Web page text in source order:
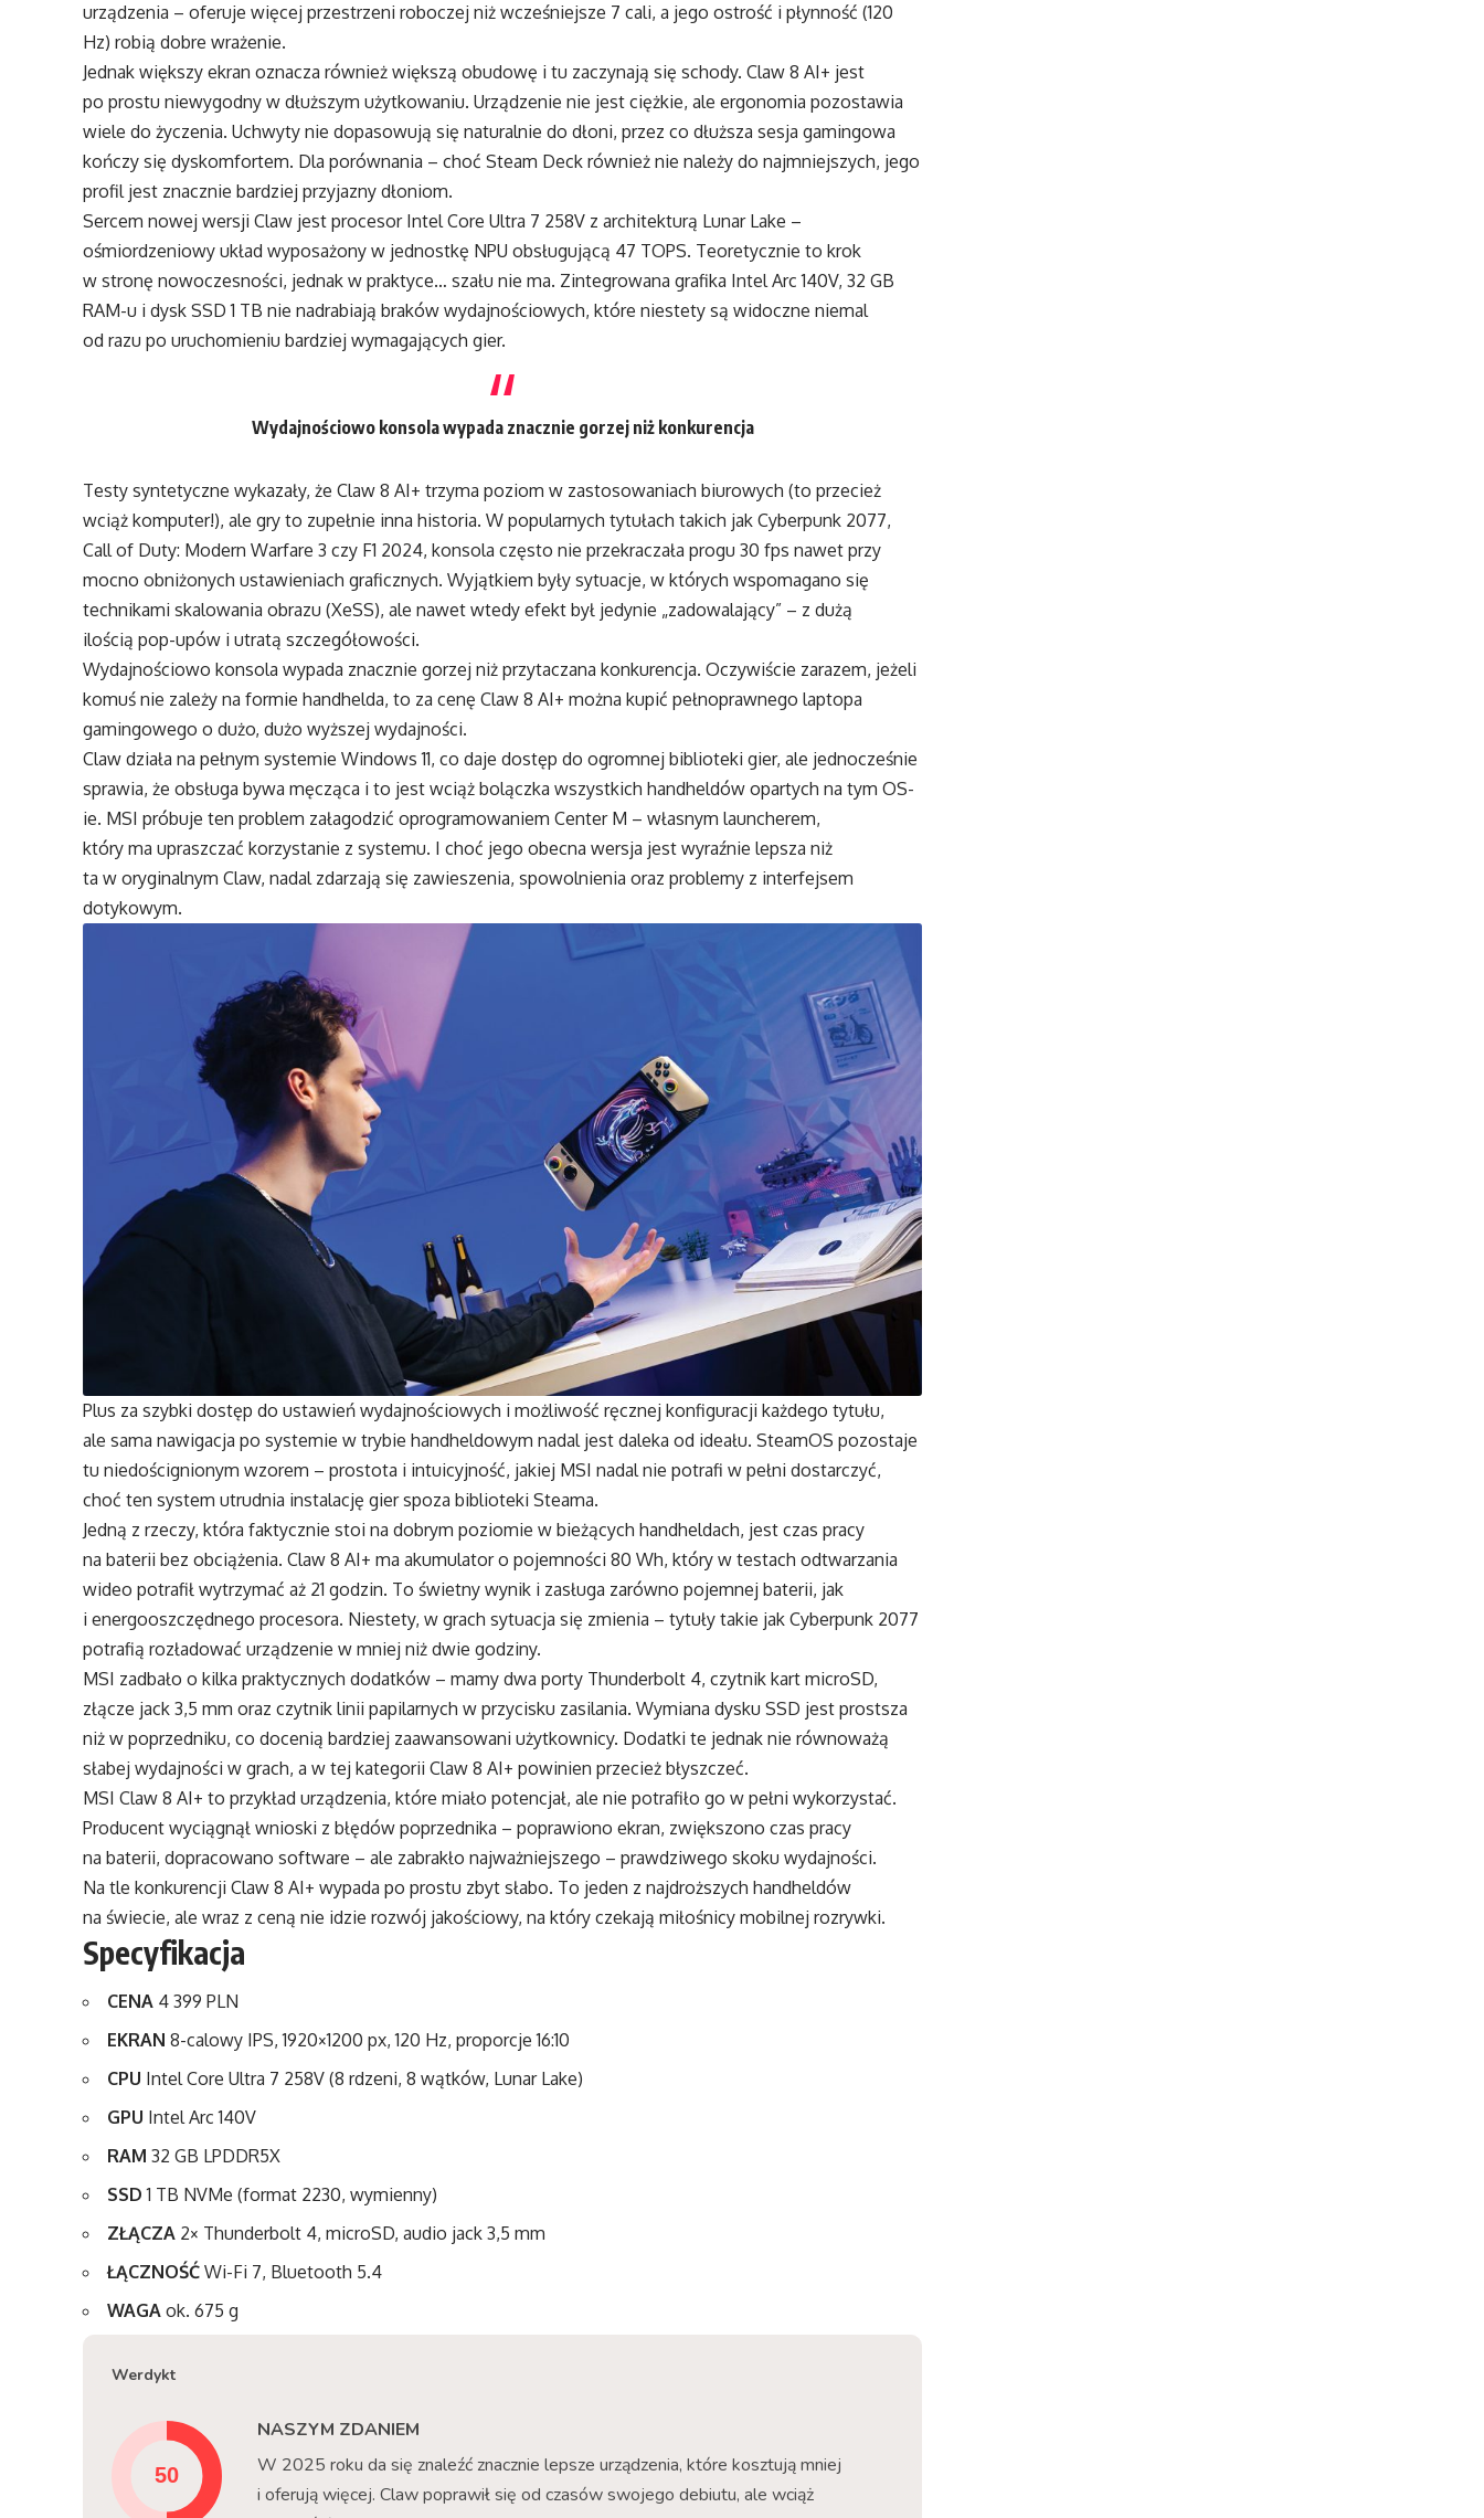
urządzenia – oferuje więcej przestrzeni roboczej niż wcześniejsze 7 cali, a jego ostrość i płynność (120
Hz) robią dobre wrażenie.
Jednak większy ekran oznacza również większą obudowę i tu zaczynają się schody. Claw 8 AI+ jest
po prostu niewygodny w dłuższym użytkowaniu. Urządzenie nie jest ciężkie, ale ergonomia pozostawia
wiele do życzenia. Uchwyty nie dopasowują się naturalnie do dłoni, przez co dłuższa sesja gamingowa
kończy się dyskomfortem. Dla porównania – choć Steam Deck również nie należy do najmniejszych, jego
profil jest znacznie bardziej przyjazny dłoniom.
Sercem nowej wersji Claw jest procesor Intel Core Ultra 7 258V z architekturą Lunar Lake –
ośmiordzeniowy układ wyposażony w jednostkę NPU obsługującą 47 TOPS. Teoretycznie to krok
w stronę nowoczesności, jednak w praktyce… szału nie ma. Zintegrowana grafika Intel Arc 140V, 32 GB
RAM-u i dysk SSD 1 TB nie nadrabiają braków wydajnościowych, które niestety są widoczne niemal
od razu po uruchomieniu bardziej wymagających gier.
Wydajnościowo konsola wypada znacznie gorzej niż konkurencja
Testy syntetyczne wykazały, że Claw 8 AI+ trzyma poziom w zastosowaniach biurowych (to przecież
wciąż komputer!), ale gry to zupełnie inna historia. W popularnych tytułach takich jak Cyberpunk 2077,
Call of Duty: Modern Warfare 3 czy F1 2024, konsola często nie przekraczała progu 30 fps nawet przy
mocno obniżonych ustawieniach graficznych. Wyjątkiem były sytuacje, w których wspomagano się
technikami skalowania obrazu (XeSS), ale nawet wtedy efekt był jedynie „zadowalający” – z dużą
ilością pop-upów i utratą szczegółowości.
Wydajnościowo konsola wypada znacznie gorzej niż przytaczana konkurencja. Oczywiście zarazem, jeżeli
komuś nie zależy na formie handhelda, to za cenę Claw 8 AI+ można kupić pełnoprawnego laptopa
gamingowego o dużo, dużo wyższej wydajności.
Claw działa na pełnym systemie Windows 11, co daje dostęp do ogromnej biblioteki gier, ale jednocześnie
sprawia, że obsługa bywa męcząca i to jest wciąż bolączka wszystkich handheldów opartych na tym OS-
ie. MSI próbuje ten problem załagodzić oprogramowaniem Center M – własnym launcherem,
który ma upraszczać korzystanie z systemu. I choć jego obecna wersja jest wyraźnie lepsza niż
ta w oryginalnym Claw, nadal zdarzają się zawieszenia, spowolnienia oraz problemy z interfejsem
dotykowym.
Plus za szybki dostęp do ustawień wydajnościowych i możliwość ręcznej konfiguracji każdego tytułu,
ale sama nawigacja po systemie w trybie handheldowym nadal jest daleka od ideału. SteamOS pozostaje
tu niedoścignionym wzorem – prostota i intuicyjność, jakiej MSI nadal nie potrafi w pełni dostarczyć,
choć ten system utrudnia instalację gier spoza biblioteki Steama.
Jedną z rzeczy, która faktycznie stoi na dobrym poziomie w bieżących handheldach, jest czas pracy
na baterii bez obciążenia. Claw 8 AI+ ma akumulator o pojemności 80 Wh, który w testach odtwarzania
wideo potrafił wytrzymać aż 21 godzin. To świetny wynik i zasługa zarówno pojemnej baterii, jak
i energooszczędnego procesora. Niestety, w grach sytuacja się zmienia – tytuły takie jak Cyberpunk 2077
potrafią rozładować urządzenie w mniej niż dwie godziny.
MSI zadbało o kilka praktycznych dodatków – mamy dwa porty Thunderbolt 4, czytnik kart microSD,
złącze jack 3,5 mm oraz czytnik linii papilarnych w przycisku zasilania. Wymiana dysku SSD jest prostsza
niż w poprzedniku, co docenią bardziej zaawansowani użytkownicy. Dodatki te jednak nie równoważą
słabej wydajności w grach, a w tej kategorii Claw 8 AI+ powinien przecież błyszczeć.
MSI Claw 8 AI+ to przykład urządzenia, które miało potencjał, ale nie potrafiło go w pełni wykorzystać.
Producent wyciągnął wnioski z błędów poprzednika – poprawiono ekran, zwiększono czas pracy
na baterii, dopracowano software – ale zabrakło najważniejszego – prawdziwego skoku wydajności.
Na tle konkurencji Claw 8 AI+ wypada po prostu zbyt słabo. To jeden z najdroższych handheldów
na świecie, ale wraz z ceną nie idzie rozwój jakościowy, na który czekają miłośnicy mobilnej rozrywki.
Specyfikacja
CENA 4 399 PLN
EKRAN 8-calowy IPS, 1920×1200 px, 120 Hz, proporcje 16:10
CPU Intel Core Ultra 7 258V (8 rdzeni, 8 wątków, Lunar Lake)
GPU Intel Arc 140V
RAM 32 GB LPDDR5X
SSD 1 TB NVMe (format 2230, wymienny)
ZŁĄCZA 2× Thunderbolt 4, microSD, audio jack 3,5 mm
ŁĄCZNOŚĆ Wi-Fi 7, Bluetooth 5.4
WAGA ok. 675 g
Werdykt
NASZYM ZDANIEM
W 2025 roku da się znaleźć znacznie lepsze urządzenia, które kosztują mniej
i oferują więcej. Claw poprawił się od czasów swojego debiutu, ale wciąż